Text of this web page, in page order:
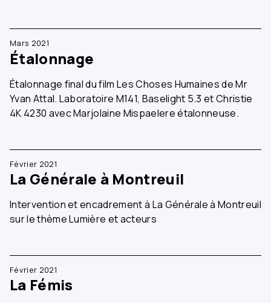
Mars 2021
Étalonnage
Étalonnage final du film Les Choses Humaines de Mr
Yvan Attal. Laboratoire M141, Baselight 5.3 et Christie
4K 4230 avec Marjolaine Mispaelere étalonneuse.
Février 2021
La Générale à Montreuil
Intervention et encadrement à La Générale à Montreuil
sur le thème Lumière et acteurs
Février 2021
La Fémis